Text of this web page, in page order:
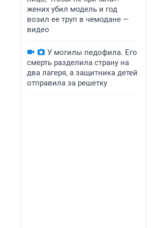
жених убил модель и год
возил ее труп в чемодане —
видео
У могилы педофила. Его
смерть разделила страну на
два лагеря, а защитника детей
отправила за решетку